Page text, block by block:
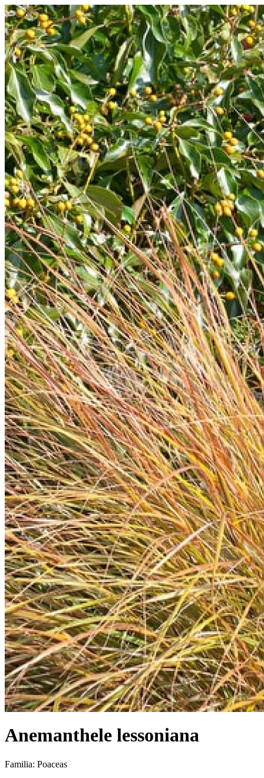
Anemanthele lessoniana
Familia: Poaceas